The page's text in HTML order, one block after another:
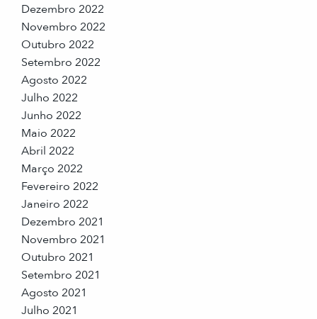
Dezembro 2022
Novembro 2022
Outubro 2022
Setembro 2022
Agosto 2022
Julho 2022
Junho 2022
Maio 2022
Abril 2022
Março 2022
Fevereiro 2022
Janeiro 2022
Dezembro 2021
Novembro 2021
Outubro 2021
Setembro 2021
Agosto 2021
Julho 2021